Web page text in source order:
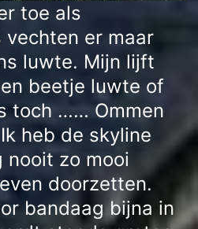
toe als
vechten er maar
luwte. Mijn lijft
beetje luwte of
toch …… Ommen
heb de skyline
nooit zo mooi
doorzetten.
bandaag bijna in